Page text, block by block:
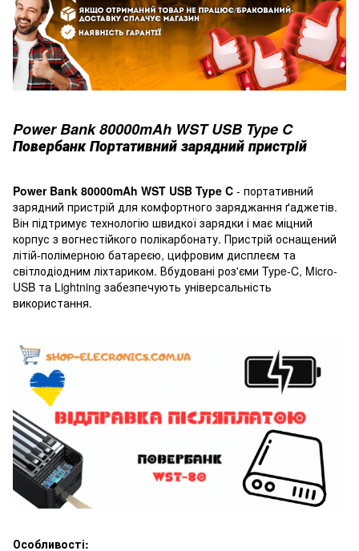
Power Bank 80000mAh WST USB Type C
Повербанк Портативний зарядний пристрій
Power Bank 80000mAh WST USB Type C - портативний
зарядний пристрій для комфортного заряджання ґаджетів.
Він підтримує технологію швидкої зарядки і має міцний
корпус з вогнестійкого полікарбонату. Пристрій оснащений
літій-полімерною батареєю, цифровим дисплеєм та
світлодіодним ліхтариком. Вбудовані роз'єми Type-C, Micro-
USB та Lightning забезпечують універсальність
використання.
Особливості: